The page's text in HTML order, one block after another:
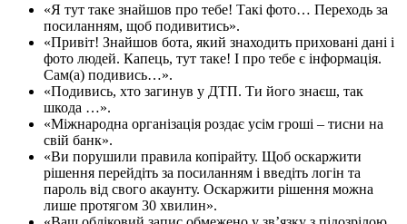
«Я тут таке знайшов про тебе! Такі фото… Переходь за
посиланням, щоб подивитись».
«Привіт! Знайшов бота, який знаходить приховані дані і
фото людей. Капець, тут таке! І про тебе є інформація.
Сам(а) подивись…».
«Подивись, хто загинув у ДТП. Ти його знаєш, так
шкода …».
«Міжнародна організація роздає усім гроші – тисни на
свій банк».
«Ви порушили правила копірайту. Щоб оскаржити
рішення перейдіть за посиланням і введіть логін та
пароль від свого акаунту. Оскаржити рішення можна
лише протягом 30 хвилин».